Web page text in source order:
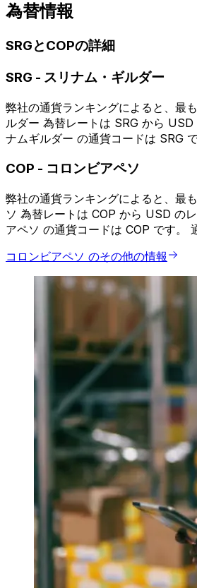
為替情報
SRGとCOPの詳細
SRG - スリナム・ギルダー
弊社の通貨ランキングによると、最
ルダー 為替レートは SRG から USD
ナムギルダー の通貨コードは SRG で
COP - コロンビアペソ
弊社の通貨ランキングによると、最
ソ 為替レートは COP から USD の
アペソ の通貨コードは COP です。
コロンビアペソ のその他の情報